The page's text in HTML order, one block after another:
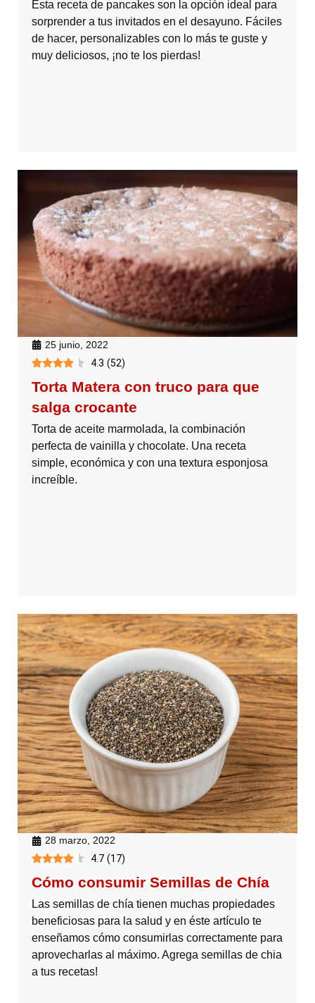
Esta receta de pancakes son la opción ideal para
sorprender a tus invitados en el desayuno. Fáciles
de hacer, personalizables con lo más te guste y
muy deliciosos, ¡no te los pierdas!
25 junio, 2022
4.3 (52)
Torta Matera con truco para que
salga crocante
Torta de aceite marmolada, la combinación
perfecta de vainilla y chocolate. Una receta
simple, económica y con una textura esponjosa
increíble.
28 marzo, 2022
4.7 (17)
Cómo consumir Semillas de Chía
Las semillas de chía tienen muchas propiedades
beneficiosas para la salud y en éste artículo te
enseñamos cómo consumirlas correctamente para
aprovecharlas al máximo. Agrega semillas de chia
a tus recetas!